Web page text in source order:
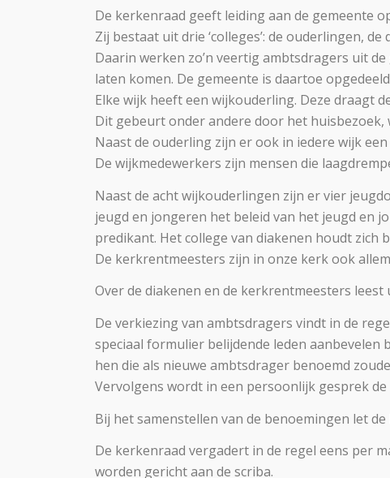
De kerkenraad geeft leiding aan de gemeente
Zij bestaat uit drie ‘colleges’: de ouderlingen,
Daarin werken zo’n veertig ambtsdragers uit
laten komen. De gemeente is daartoe
Elke wijk heeft een wijkouderling. Deze draagt
Dit gebeurt onder andere door het huisbezoek,
Naast de ouderling zijn er ook in iedere wijk
De wijkmedewerkers zijn mensen die
Naast de acht wijkouderlingen zijn er vier
jeugd en jongeren het beleid van het jeugd en
predikant. Het college van diakenen houdt zich
De kerkrentmeesters zijn in onze kerk ook
Over de diakenen en de kerkrentmeesters
De verkiezing van ambtsdragers vindt in de
speciaal formulier belijdende leden
hen die als nieuwe ambtsdrager benoemd
Vervolgens wordt in een persoonlijk gesprek
Bij het samenstellen van de benoemingen let
De kerkenraad vergadert in de regel eens per
worden gericht aan de scriba.